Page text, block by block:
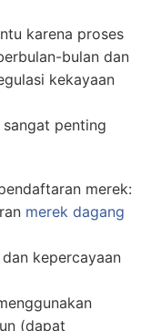
karena proses
bulan dan
kekayaan
penting
merek:
merek dagang
kepercayaan
(dapat